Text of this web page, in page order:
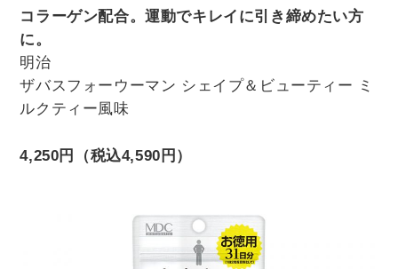
コラーゲン配合。運動でキレイに引き締めたい方
に。
明治
ザバスフォーウーマン シェイプ＆ビューティー ミ
ルクティー風味
4,250円（税込4,590円）